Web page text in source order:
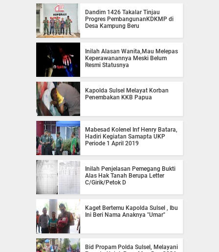
Dandim 1426 Takalar Tinjau
Progres PembangunanKDKMP di
Desa Kampung Beru
Inilah Alasan Wanita,Mau Melepas
Keperawanannya Meski Belum
Resmi Statusnya
Kapolda Sulsel Melayat Korban
Penembakan KKB Papua
Mabesad Kolenel Inf Henry Batara,
Hadiri Kegiatan Samapta UKP
Periode 1 April 2019
Inilah Penjelasan Pemegang Bukti
Alas Hak Tanah Berupa Letter
C/Girik/Petok D
Kaget Bertemu Kapolda Sulsel , Ibu
Ini Beri Nama Anaknya "Umar"
Bid Propam Polda Sulsel, Melayani